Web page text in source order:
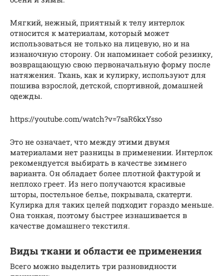
Мягкий, нежный, приятный к телу интерлок
относится к материалам, который может
использоваться не только на лицевую, но и на
изнаночную сторону. Он напоминает собой резинку,
возвращающую свою первоначальную форму после
натяжения. Ткань, как и кулирку, используют для
пошива взрослой, детской, спортивной, домашней
одежды.
https://youtube.com/watch?v=7saR6kxYsso
Это не означает, что между этими двумя
материалами нет разницы в применении. Интерлок
рекомендуется выбирать в качестве зимнего
варианта. Он обладает более плотной фактурой и
неплохо греет. Из него получаются красивые
шторы, постельное белье, покрывала, скатерти.
Кулирка для таких целей подходит гораздо меньше.
Она тонкая, поэтому быстрее изнашивается в
качестве домашнего текстиля.
Виды ткани и области ее применения
Всего можно выделить три разновидности